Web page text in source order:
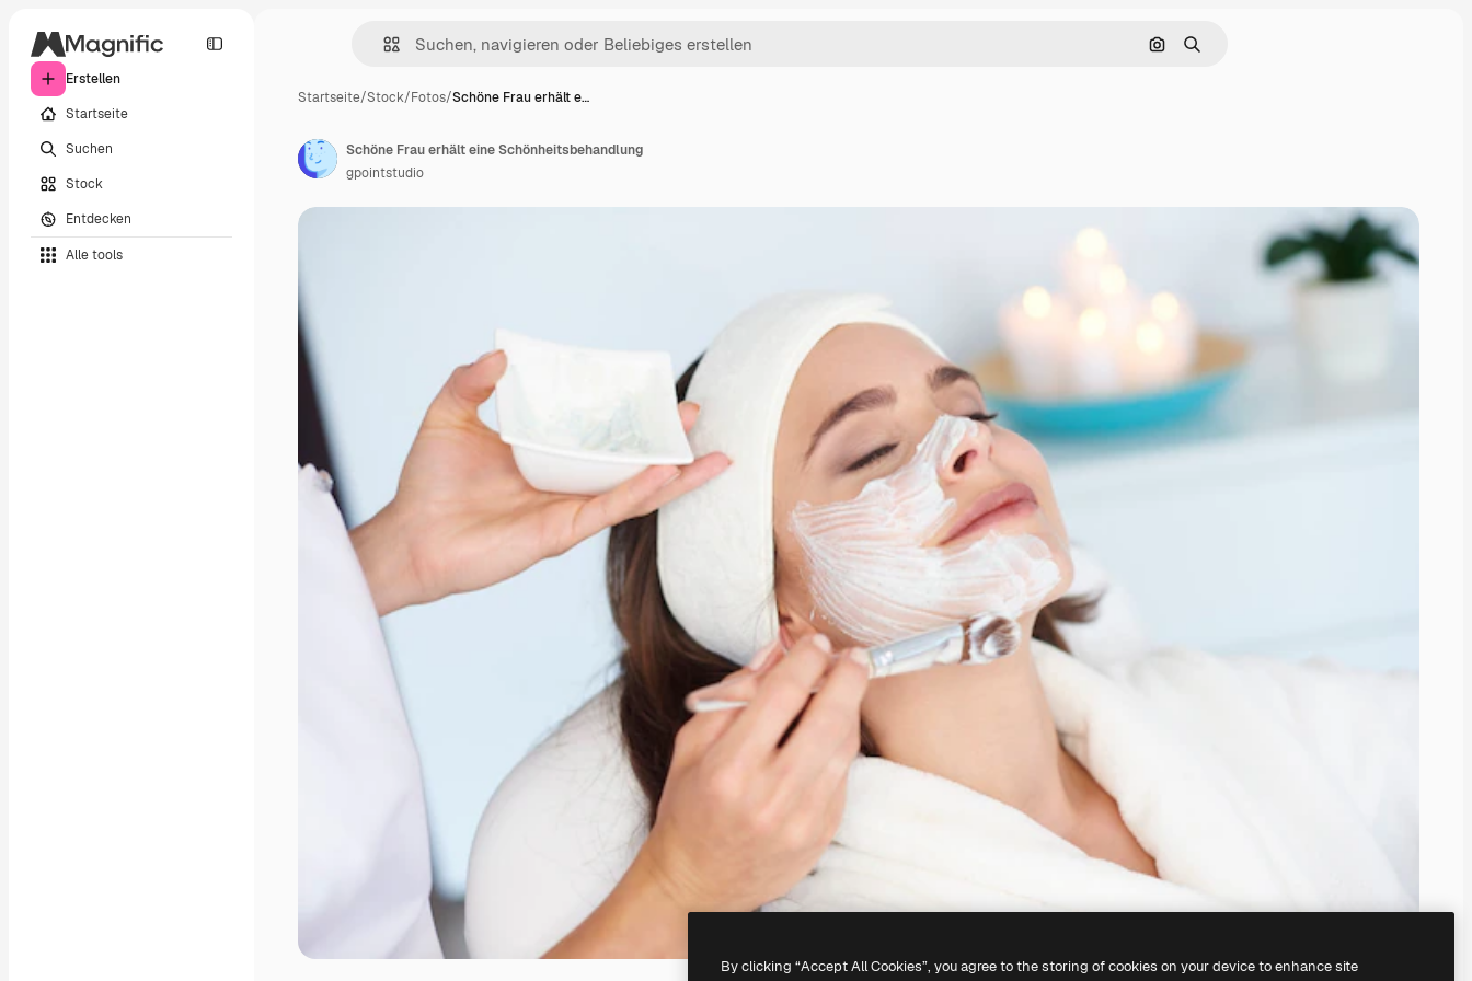
Erstellen
Startseite
Suchen
Stock
Entdecken
Alle tools
Nach Bild suchen
Suchen
Startseite/Stock/Fotos/Schöne Frau erhält e…
Schöne Frau erhält eine Schönheitsbehandlung
gpointstudio
By clicking “Accept All Cookies”, you agree to the storing of cookies on your device to enhance site